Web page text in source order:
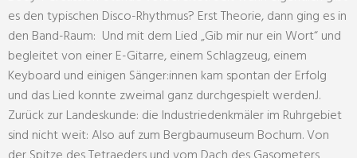
es den typischen Disco-Rhythmus? Erst Theorie, dann ging es in
den Band-Raum: Und mit dem Lied „Gib mir nur ein Wort“ und
begleitet von einer E-Gitarre, einem Schlagzeug, einem
Keyboard und einigen Sänger:innen kam spontan der Erfolg
und das Lied konnte zweimal ganz durchgespielt werdenJ.
Zurück zur Landeskunde: die Industriedenkmäler im Ruhrgebiet
sind nicht weit: Also auf zum Bergbaumuseum Bochum. Von